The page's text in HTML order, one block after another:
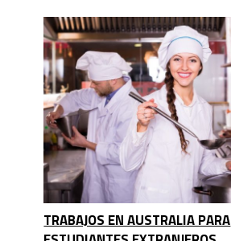
TRABAJOS EN AUSTRALIA PARA